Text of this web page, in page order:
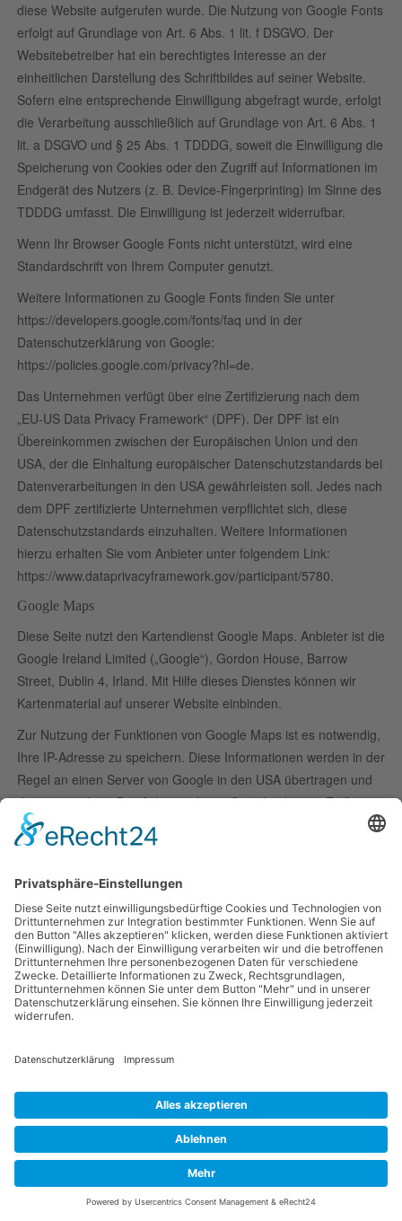
diese Website aufgerufen wurde. Die Nutzung von Google Fonts
erfolgt auf Grundlage von Art. 6 Abs. 1 lit. f DSGVO. Der
Websitebetreiber hat ein berechtigtes Interesse an der
einheitlichen Darstellung des Schriftbildes auf seiner Website.
Sofern eine entsprechende Einwilligung abgefragt wurde, erfolgt
die Verarbeitung ausschließlich auf Grundlage von Art. 6 Abs. 1
lit. a DSGVO und § 25 Abs. 1 TDDDG, soweit die Einwilligung die
Speicherung von Cookies oder den Zugriff auf Informationen im
Endgerät des Nutzers (z. B. Device-Fingerprinting) im Sinne des
TDDDG umfasst. Die Einwilligung ist jederzeit widerrufbar.
Wenn Ihr Browser Google Fonts nicht unterstützt, wird eine
Standardschrift von Ihrem Computer genutzt.
Weitere Informationen zu Google Fonts finden Sie unter
https://developers.google.com/fonts/faq und in der
Datenschutzerklärung von Google:
https://policies.google.com/privacy?hl=de.
Das Unternehmen verfügt über eine Zertifizierung nach dem
„EU-US Data Privacy Framework“ (DPF). Der DPF ist ein
Übereinkommen zwischen der Europäischen Union und den
USA, der die Einhaltung europäischer Datenschutzstandards bei
Datenverarbeitungen in den USA gewährleisten soll. Jedes nach
dem DPF zertifizierte Unternehmen verpflichtet sich, diese
Datenschutzstandards einzuhalten. Weitere Informationen
hierzu erhalten Sie vom Anbieter unter folgendem Link:
https://www.dataprivacyframework.gov/participant/5780.
Google Maps
Diese Seite nutzt den Kartendienst Google Maps. Anbieter ist die
Google Ireland Limited („Google“), Gordon House, Barrow
Street, Dublin 4, Irland. Mit Hilfe dieses Dienstes können wir
Kartenmaterial auf unserer Website einbinden.
Zur Nutzung der Funktionen von Google Maps ist es notwendig,
Ihre IP-Adresse zu speichern. Diese Informationen werden in der
Regel an einen Server von Google in den USA übertragen und
dort gespeichert. Der Anbieter dieser Seite hat keinen Einfluss
auf diese Datenübertragung. Wenn Google Maps aktiviert ist,
kann Google zum Zwecke der einheitlichen Darstellung der
Maps lädt Ihr Browser die benötigten Web Fonts in ihren
Browsercache, um Texte und Schriftarten korrekt anzuzeigen.
Die Nutzung von Google Maps erfolgt im Interesse einer
ansprechenden Darstellung unserer Online-Angebote und an
einer leichten Auffindbarkeit der von uns auf der Website
angegebenen Orte. Dies stellt ein berechtigtes Interesse im
entsprechende Einwilligung abgefragt wurde, erfolgt die
DSGVO und § 25 Abs. 1 TDDDG, soweit die Einwilligung die
Speicherung von Cookies oder den Zugriff auf Informationen im
Endgerät des Nutzers (z. B. Device-Fingerprinting) im Sinne des
TDDDG umfasst. Die Einwilligung ist jederzeit widerrufbar.
Die Datenübertragung in die USA wird auf die